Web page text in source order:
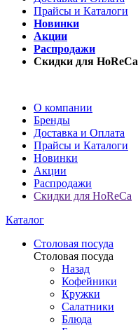
Прайсы и Каталоги
Новинки
Акции
Распродажи
Скидки для HoReCa
О компании
Бренды
Доставка и Оплата
Прайсы и Каталоги
Новинки
Акции
Распродажи
Скидки для HoReCa
Каталог
Столовая посуда
Столовая посуда
Назад
Кофейники
Кружки
Салатники
Блюда